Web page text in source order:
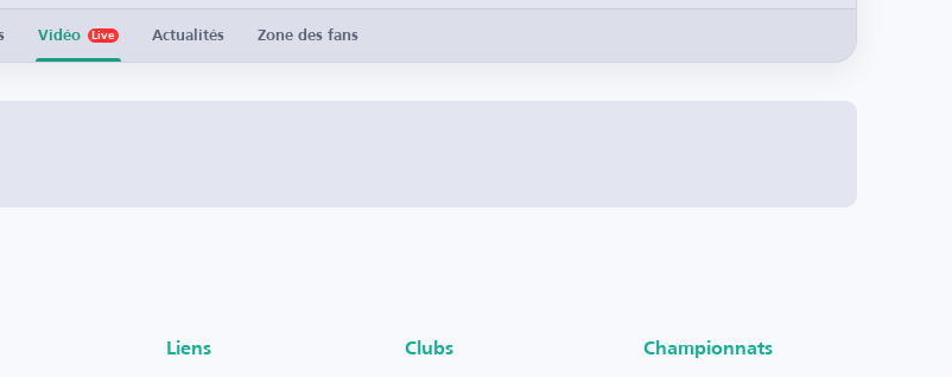
Vidéo Live Actualités Zone des fans
Liens Clubs Championnats